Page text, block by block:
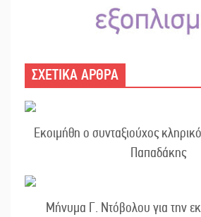
ΣΧΕΤΙΚΑ ΑΡΘΡΑ
Εκοιμήθη ο συνταξιούχος
Παπαδάκης
Μήνυμα Γ. Ντόβολου για την